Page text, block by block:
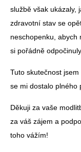
službě však ukázaly,
zdravotní stav se
neschopenku, abych
si pořádně odpočinuly.
Tuto skutečnost
se mi dostalo plného
Děkuji za vaše
za váš zájem a
toho vážím!